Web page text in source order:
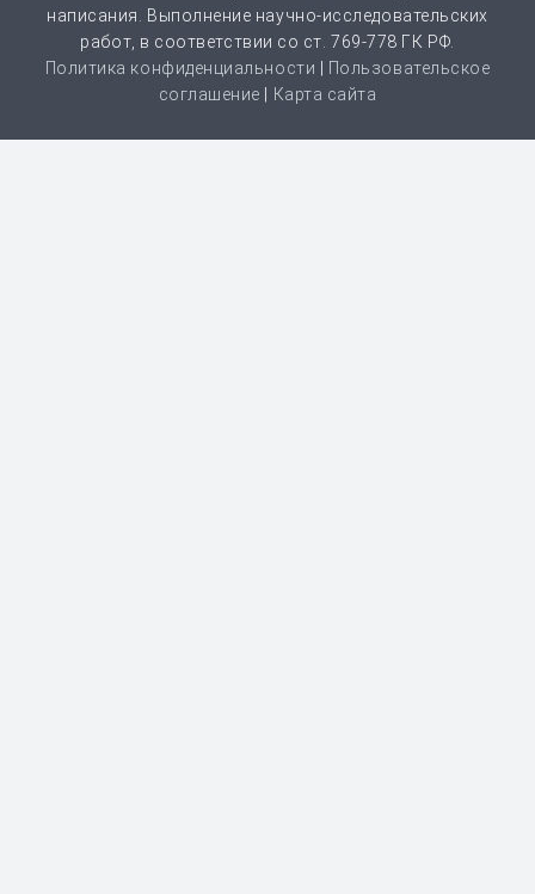
Дистанционная задача
от 1 часа | от 300 ₽
написания. Выполнение научно-исследовательских
работ, в соответствии со ст. 769-778 ГК РФ.
Политика конфиденциальности
Пользовательское
соглашение
Карта сайта